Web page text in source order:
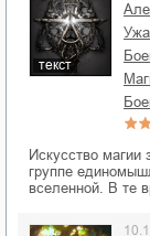
текст
Искусство магии
группе
вселенной. В те